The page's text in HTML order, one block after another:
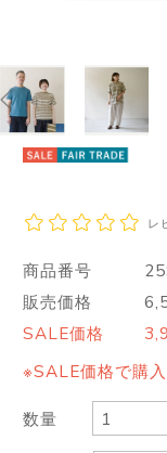
レ
商品番号
販売価格
SALE価格
※SALE価格で購
数量